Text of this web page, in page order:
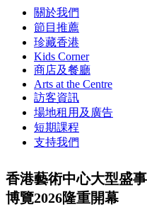
關於我們
節目推薦
珍藏香港
Kids Corner
商店及餐廳
Arts at the Centre
訪客資訊
場地租用及廣告
短期課程
支持我們
香港藝術中心大型盛
博覽2026隆重開幕